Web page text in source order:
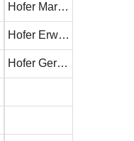
Hofer Mar…
Hofer Erw…
Hofer Ger…